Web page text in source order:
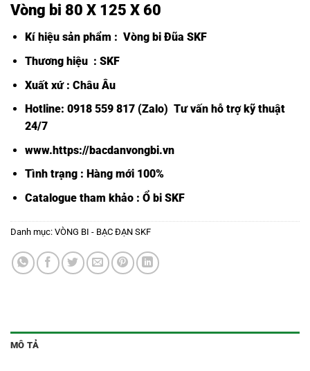
Vòng bi 80 X 125 X 60
Kí hiệu sản phẩm : Vòng bi Đũa SKF
Thương hiệu : SKF
Xuất xứ : Châu Âu
Hotline: 0918 559 817 (Zalo) Tư vấn hỗ trợ kỹ thuật
24/7
www.https://bacdanvongbi.vn
Tình trạng : Hàng mới 100%
Catalogue tham khảo : Ổ bi SKF
Danh mục: VÒNG BI - BẠC ĐẠN SKF
MÔ TẢ